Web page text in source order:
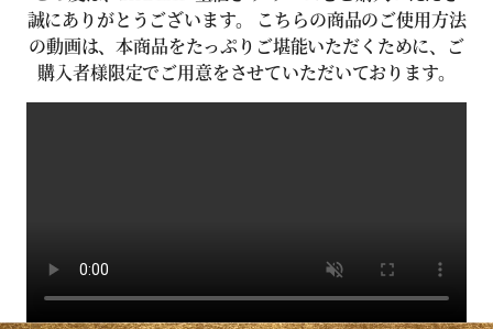
誠にありがとうございます。
こちらの商品のご使用方法
の動画は、本商品をたっぷりご堪能いただくために、ご
購入者様限定でご用意をさせていただいております。
LXP 金継ぎ クリーム ご使用方法動画